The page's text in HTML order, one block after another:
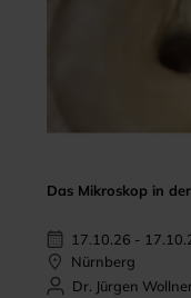
Das Mikroskop in
17.10.26 -
Nürnberg
Dr. Jürgen Wollner